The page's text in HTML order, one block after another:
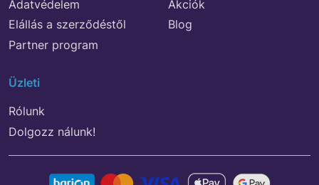
Adatvédelem
Elállás a szerződéstől
Partner program
Akciók
Blog
Üzleti
Rólunk
Dolgozz nálunk!